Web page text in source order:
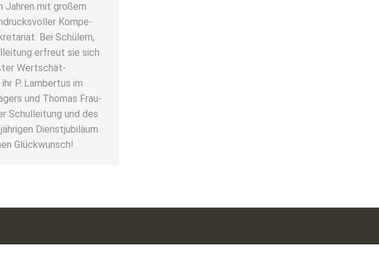
mit gro­ßem
Kom­pe­
Bei Schü­lern,
erfreut sie sich
Wert­schät­
P. Lam­ber­tus im
und Tho­mas Frau­
Schul­lei­tung und des
Dienst­ju­bi­lä­um
Glück­wunsch!